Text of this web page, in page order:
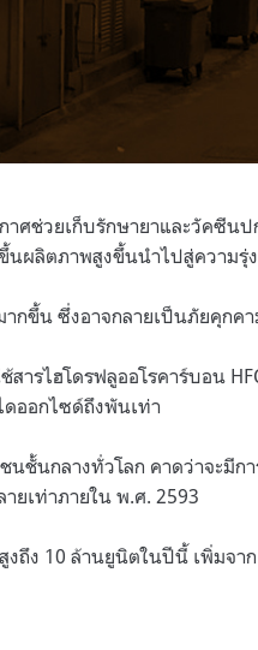
ศช่วยเก็บรักษายาและวัคซีนป
นผลิตภาพสูงขึ้นนำไปสู่ความรุ่
กขึ้น ซึ่งอาจกลายเป็นภัยคุกค
สารไฮโดรฟลูออโรคาร์บอน
ดออกไซด์ถึงพันเท่า
ชั้นกลางทั่วโลก คาดว่าจะมีก
ยเท่าภายใน พ.ศ. 2593
งถึง 10 ล้านยูนิตในปีนี้ เพิ่มจาก